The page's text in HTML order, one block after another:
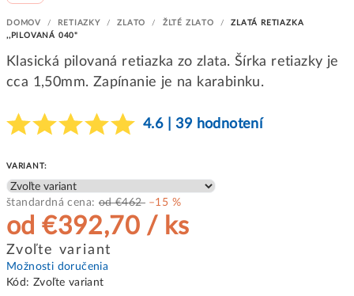
DOMOV / RETIAZKY / ZLATO / ŽLTÉ ZLATO /
ZLATÁ RETIAZKA
,,PILOVANÁ 040"
Klasická pilovaná retiazka zo zlata. Šírka retiazky je
cca 1,50mm. Zapínanie je na karabinku.
4.6 | 39 hodnotení
VARIANT:
štandardná cena: od €462 –15 %
od€392,70 / ks
Jednotková
cena:
Zvoľte variant
Možnosti doručenia
Kód: Zvoľte variant